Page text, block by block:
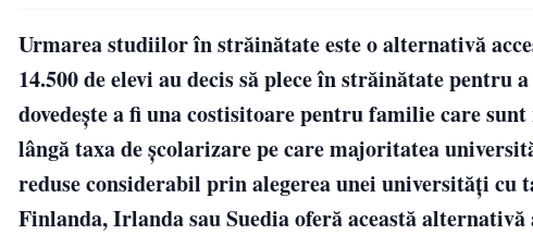
Urmarea studiilor în străinătate este o alternativă
14.500 de elevi au decis să plece în străinătate
dovedeşte a fi una costisitoare pentru familie care
lângă taxa de şcolarizare pe care majoritatea
reduse considerabil prin alegerea unei universităţi cu
Finlanda, Irlanda sau Suedia oferă această